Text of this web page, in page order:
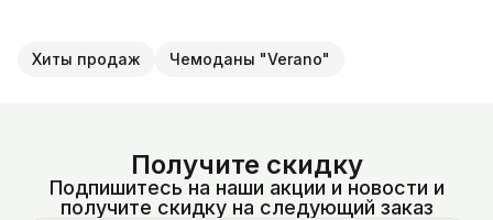
Хиты продаж Чемоданы "Verano"
Получите скидку
Подпишитесь на наши акции и новости и
получите скидку на следующий заказ